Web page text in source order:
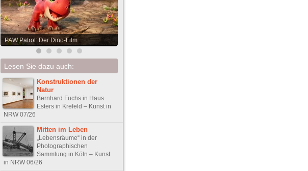
PAW Patrol: Der Dino-Film
Lesen Sie dazu auch:
Konstruktionen der
Natur
Bernhard Fuchs in Haus
Esters in Krefeld – Kunst in
NRW 07/26
Mitten im Leben
„Lebensräume“ in der
Photographischen
Sammlung in Köln – Kunst
in NRW 06/26